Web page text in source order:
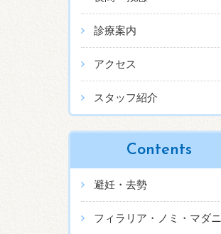
診療案内
アクセス
スタッフ紹介
Contents
避妊・去勢
フィラリア・ノミ・マダニ